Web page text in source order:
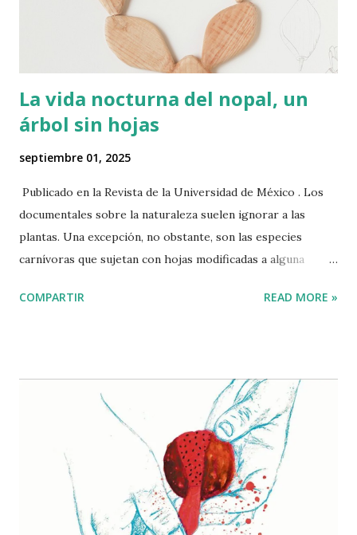
La vida nocturna del nopal, un
árbol sin hojas
septiembre 01, 2025
Publicado en la Revista de la Universidad de México . Los
documentales sobre la naturaleza suelen ignorar a las
plantas. Una excepción, no obstante, son las especies
carnívoras que sujetan con hojas modificadas a alguna
fama. Por su parte, en las películas, la vegetación también
ser escenografía. Vienen a la mente, por ejemplo, esos
paisajes de nopales y magueyes de las películas mexicanas
con temática rural producidas a mediados del siglo XX.
Pero la presencia de estas plantas no se limita al cine
nacional, también aparecen en filmes situados en la región
mediterránea de Europa y África: desde Il gattopardo (1963)
hasta Le grand bleu (1988), Faraway (2023) y la segunda
COMPARTIR READ MORE »